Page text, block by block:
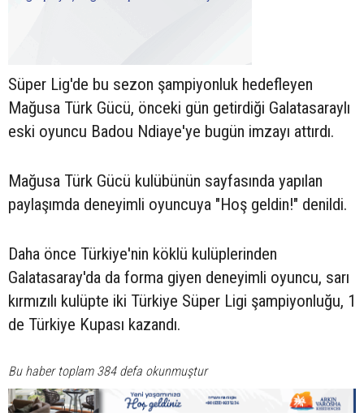
Süper Lig'de bu sezon şampiyonluk hedefleyen
Mağusa Türk Gücü, önceki gün getirdiği Galatasaraylı
eski oyuncu Badou Ndiaye'ye bugün imzayı attırdı.
Mağusa Türk Gücü kulübünün sayfasında yapılan
paylaşımda deneyimli oyuncuya "Hoş geldin!" denildi.
Daha önce Türkiye'nin köklü kulüplerinden
Galatasaray'da da forma giyen deneyimli oyuncu, sarı
kırmızılı kulüpte iki Türkiye Süper Ligi şampiyonluğu, 1
de Türkiye Kupası kazandı.
Bu haber toplam 384 defa okunmuştur